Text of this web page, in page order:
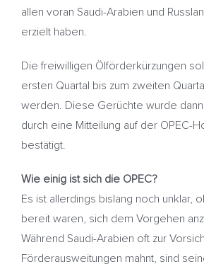
allen voran Saudi-Arabien und
erzielt haben.
Die freiwilligen Ölförderkürzungen
ersten Quartal bis zum zweiten
werden. Diese Gerüchte wurde
durch eine Mitteilung auf der OPEC-
bestätigt.
Wie einig ist sich die OPEC?
Es ist allerdings bislang noch unklar,
bereit waren, sich dem Vorgehen
Während Saudi-Arabien oft zur
Förderausweitungen mahnt, sind